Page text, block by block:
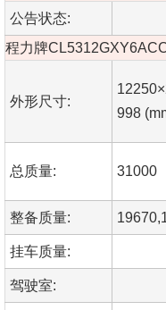
公告状态:
程力牌
外形尺寸:
998
总质量: 31000
整备质量:
挂车质量:
驾驶室: